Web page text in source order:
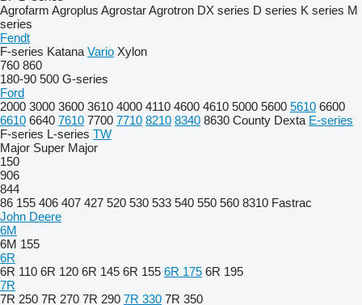
Agrofarm Agroplus AgrostarAgrotron DX series D series K series M
series
Fendt
F-series Katana Vario Xylon
760 860
180-90 500 G-series
Ford
2000 3000 3600 3610 4000 4110 4600 4610 5000 5600 5610 6600
6610 6640 7610 7700 7710 8210 8340 8630 County Dexta E-series
F-series L-series TW
Major Super Major
150
906
844
86 155 406 407 427 520 530 533 540 550 560 8310 Fastrac
John Deere
6M
6M 155
6R
6R 110 6R 120 6R 145 6R 155 6R 175 6R 195
7R
7R 250 7R 270 7R 290 7R 330 7R 350